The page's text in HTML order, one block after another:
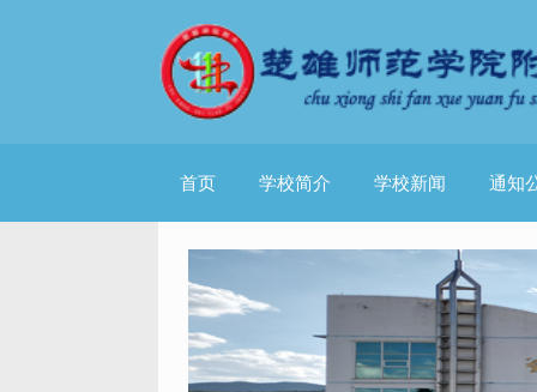
首页 学校简介 学校新闻 通知